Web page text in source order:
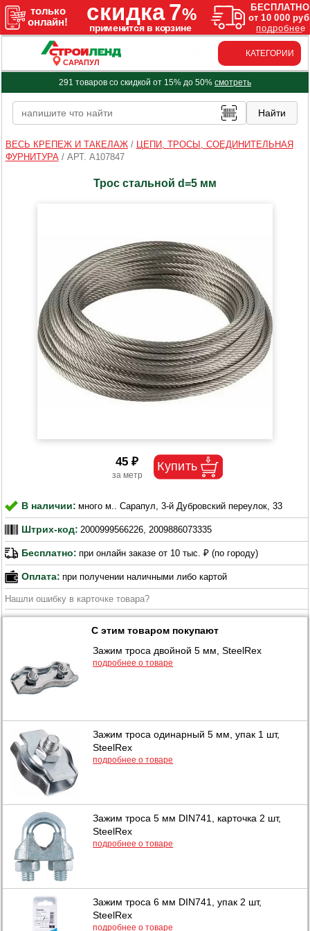
САРАПУЛ
КАТЕГОРИИ
291 товаров со скидкой от 15% до 50% смотреть
ВЕСЬ КРЕПЕЖ И ТАКЕЛАЖ/
ЦЕПИ, ТРОСЫ, СОЕДИНИТЕЛЬНАЯ
ФУРНИТУРА/ АРТ. A107847
Трос стальной d=5 мм
45 ₽
В наличии: много м.. Сарапул, 3-й Дубровский переулок, 33
Штрих-код: 2000999566226, 2009886073335
Бесплатно: при онлайн заказе от 10 тыс. ₽ (по городу)
Оплата: при получении наличными либо картой
Нашли ошибку в карточке товара?
С этим товаром покупают
Зажим троса двойной 5 мм, SteelRex
подробнее о товаре
Зажим троса одинарный 5 мм, упак 1 шт,
SteelRex
подробнее о товаре
Зажим троса 5 мм DIN741, карточка 2 шт,
SteelRex
подробнее о товаре
Зажим троса 6 мм DIN741, упак 2 шт,
SteelRex
подробнее о товаре